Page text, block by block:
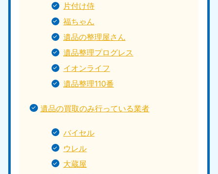
片付け侍
福ちゃん
遺品の整理屋さん
遺品整理プログレス
イオンライフ
遺品整理110番
遺品の買取のみ行っている業者
バイセル
ウレル
大蔵屋